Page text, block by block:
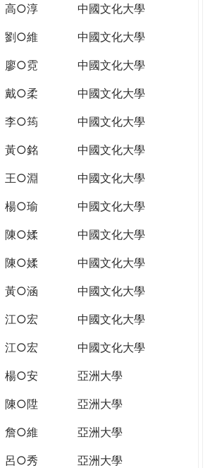
高○淳
中國文化大學
劉○維
中國文化大學
廖○霓
中國文化大學
戴○柔
中國文化大學
李○筠
中國文化大學
黃○銘
中國文化大學
王○淵
中國文化大學
楊○瑜
中國文化大學
陳○媃
中國文化大學
陳○媃
中國文化大學
黃○涵
中國文化大學
江○宏
中國文化大學
江○宏
中國文化大學
楊○安
亞洲大學
陳○陞
亞洲大學
詹○維
亞洲大學
呂○秀
亞洲大學